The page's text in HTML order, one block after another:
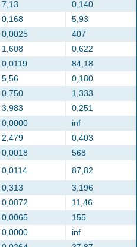
7,13
0,140
0,168
5,93
0,0025
407
1,608
0,622
0,0119
84,18
5,56
0,180
0,750
1,333
3,983
0,251
0,0000
inf
2,479
0,403
0,0018
568
0,0114
87,82
0,313
3,196
0,0872
11,46
0,0065
155
0,0000
inf